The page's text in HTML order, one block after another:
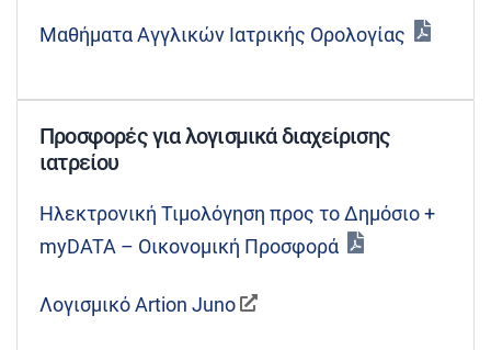
Μαθήματα Αγγλικών Ιατρικής Ορολογίας
Προσφορές για λογισμικά διαχείρισης
ιατρείου
Ηλεκτρονική Τιμολόγηση προς το Δημόσιο +
myDATA – Οικονομική Προσφορά
Λογισμικό Artion Juno